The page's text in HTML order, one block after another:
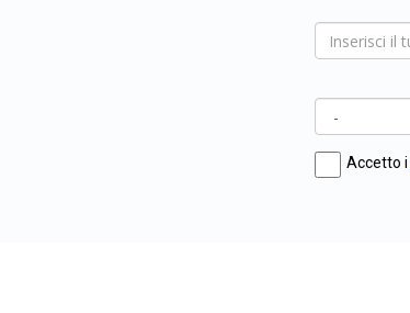
Accetto i